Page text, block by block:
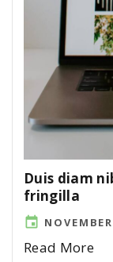
Duis diam
fringilla
Read More